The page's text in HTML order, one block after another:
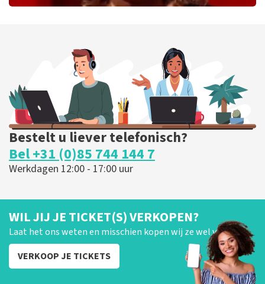
BESTEL NU
Bestelt u liever telefonisch?
Bel +31 (0)85 744 144 7
Werkdagen 12:00 - 17:00 uur
WIL JIJ JE TICKET(S) VERKOPEN?
Laat het ons weten en misschien kopen wij ze wel van je!
VERKOOP JE TICKETS